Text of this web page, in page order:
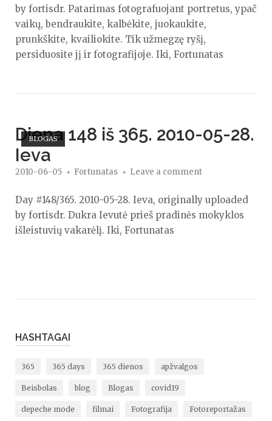
by fortisdr. Patarimas fotografuojant portretus, ypač
vaikų, bendraukite, kalbėkite, juokaukite,
prunkškite, kvailiokite. Tik užmegzę ryšį,
persiduosite jį ir fotografijoje. Iki, Fortunatas
BLOGAS
Diena 148 iš 365. 2010-05-28.
Ieva
2010-06-05 Fortunatas Leave a comment
Day #148/365. 2010-05-28. Ieva, originally uploaded
by fortisdr. Dukra Ievutė prieš pradinės mokyklos
išleistuvių vakarėlį. Iki, Fortunatas
HASHTAGAI
365 365 days 365 dienos apžvalgos
Beisbolas blog Blogas covid19
depeche mode filmai Fotografija Fotoreportažas